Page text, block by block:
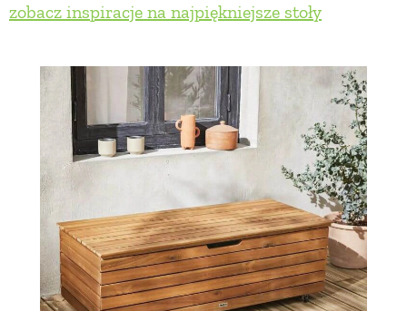
zobacz inspiracje na najpiękniejsze stoły